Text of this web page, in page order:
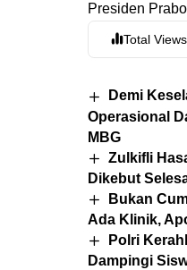
Presiden
Total
Demi
Operasional
MBG
Zulkifli
Dikebut
Bukan
Ada Klinik,
Polri
Dampingi